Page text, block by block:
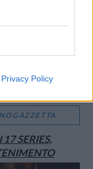
Privacy Policy
SERIES,